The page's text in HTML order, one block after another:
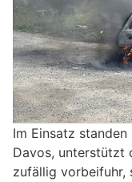
Im Einsatz
Davos, unterstützt
zufällig vorbeifuhr,